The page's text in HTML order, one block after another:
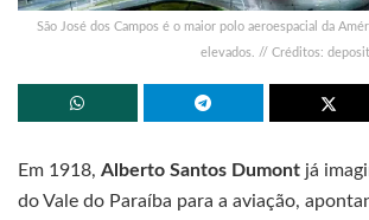
São José dos Campos é o maior polo aeroespacial da
elevados. // Créditos:
Em 1918, Alberto Santos Dumont já
do Vale do Paraíba para a aviação,